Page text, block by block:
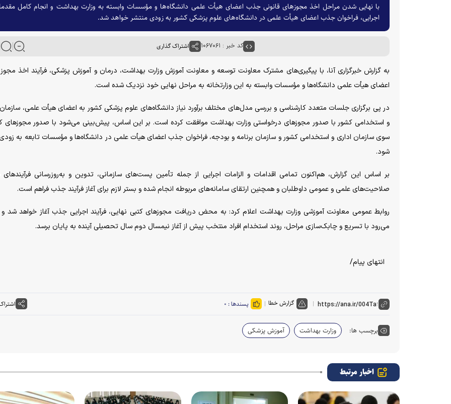
با نهایی شدن مراحل اخذ مجوز‌های قانونی جذب اعضای هیأت علمی دانشگاه‌ها و مؤسسات وابسته به وزارت بهداشت و انجام کامل
اجرایی، فراخوان جذب اعضای هیأت علمی در دانشگاه‌های علوم پزشکی کشور به زودی منتشر خواهد شد.
کد خبر : ۱۰۶۷۰۶۱ اشتراک گذاری
به گزارش خبرگزاری آنا، با پیگیری‌های مشترک معاونت توسعه و معاونت آموزش وزارت بهداشت، درمان و آموزش پزشکی، فرآیند اخذ
اعضای هیأت علمی دانشگاه‌ها و مؤسسات وابسته به این وزارتخانه به مراحل نهایی خود نزدیک شده است.
در پی برگزاری جلسات متعدد کارشناسی و بررسی مدل‌های مختلف برآورد نیاز دانشگاه‌های علوم پزشکی کشور به اعضای هیأت علمی،
و استخدامی کشور با صدور مجوز‌های درخواستی وزارت بهداشت موافقت کرده است. بر این اساس، پیش‌بینی می‌شود با صدور مجوز‌های
سوی سازمان اداری و استخدامی کشور و سازمان برنامه و بودجه، فراخوان جذب اعضای هیأت علمی در دانشگاه‌ها و مؤسسات تابعه به زودی
شود.
بر اساس این گزارش، هم‌اکنون تمامی اقدامات و الزامات اجرایی از جمله تأمین پست‌های سازمانی، تدوین و به‌روزرسانی فرآیند‌های
صلاحیت‌های علمی و عمومی داوطلبان و همچنین ارتقای سامانه‌های مربوطه انجام شده و بستر لازم برای آغاز فرآیند جذب فراهم است.
روابط عمومی معاونت آموزشی وزارت بهداشت اعلام کرد: به محض دریافت مجوز‌های کتبی نهایی، فرآیند اجرایی جذب آغاز خواهد شد و
می‌رود با تسریع و چابک‌سازی مراحل، روند استخدام افراد منتخب پیش از آغاز نیمسال دوم سال تحصیلی آینده به پایان برسد.
انتهای پیام/
گزارش خطا پسندها : ۰
برچسب ها: وزارت بهداشت آموزش پزشکی
اخبار مرتبط